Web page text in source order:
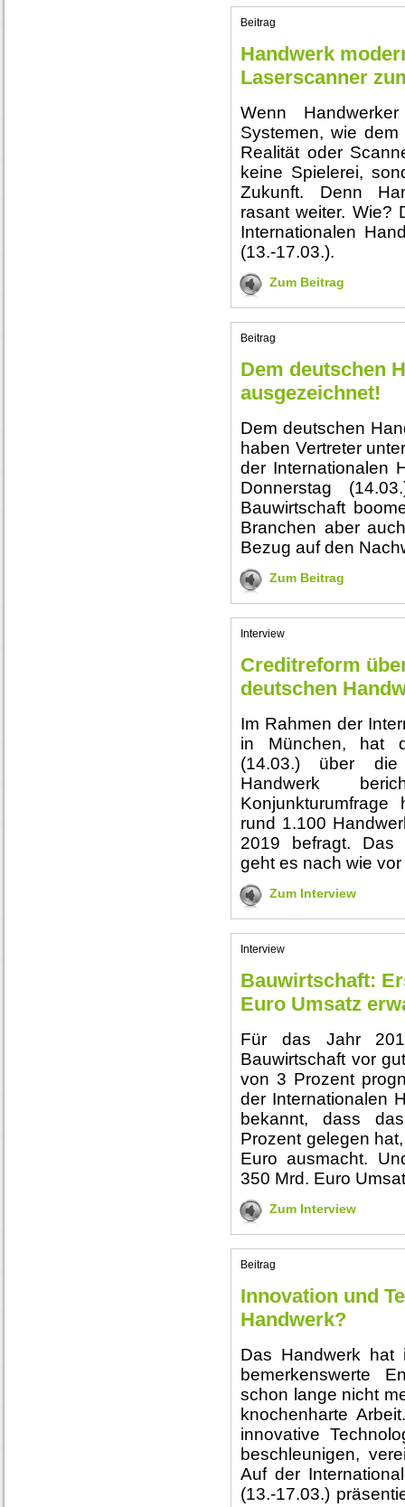
Beitrag
Handwerk
Laserscanner
Wenn
Systemen, wie
Realität oder
keine Spielerei,
Zukunft. Denn
rasant weiter. Wie?
Internationalen
(13.-17.03.).
Zum Beitrag
Beitrag
Dem deutschen
ausgezeichnet!
Dem deutschen
haben Vertreter
der Internationalen
Donnerstag
Bauwirtschaft
Branchen aber
Bezug auf den
Zum Beitrag
Interview
Creditreform
deutschen
Im Rahmen der
in München, hat
(14.03.) über die
Handwerk
rund 1.100
2019 befragt. Das
geht es nach wie vor
Zum Interview
Interview
Bauwirtschaft:
Euro Umsatz
Für das Jahr
Bauwirtschaft vor
von 3 Prozent
der Internationalen
bekannt, dass
Prozent gelegen
Euro ausmacht.
350 Mrd. Euro
Zum Interview
Beitrag
Innovation und
Handwerk?
Das Handwerk hat
bemerkenswerte
schon lange nicht
knochenharte
innovative
beschleunigen,
Auf der
(13.-17.03.)